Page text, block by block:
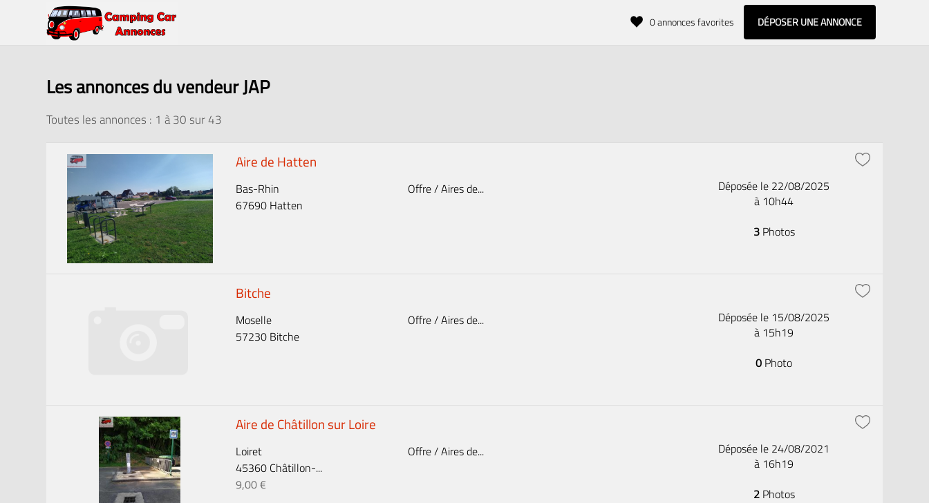
0annonces favorites DÉPOSER UNE ANNONCE
Les annonces du vendeur JAP
Toutes les annonces : 1 à30 sur43
Aire de Hatten
Bas-Rhin
67690 Hatten
Offre / Aires de...
Déposée le 22/08/2025
à 10h44
3Photos
Bitche
Moselle
57230 Bitche
Offre / Aires de...
Déposée le 15/08/2025
à 15h19
0 Photo
Aire de Châtillon sur Loire
Loiret
45360 Châtillon-...
9,00 €
Offre / Aires de...
Déposée le 24/08/2021
à 16h19
2Photos